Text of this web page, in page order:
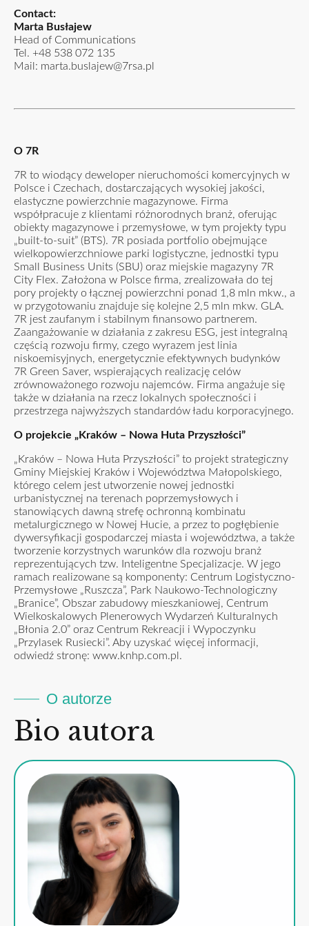
Contact:
Marta Busłajew
Head of Communications
Tel. +48 538 072 135
Mail: marta.buslajew@7rsa.pl
O 7R
7R to wiodący deweloper nieruchomości komercyjnych w
Polsce i Czechach, dostarczających wysokiej jakości,
elastyczne powierzchnie magazynowe. Firma
współpracuje z klientami różnorodnych branż, oferując
obiekty magazynowe i przemysłowe, w tym projekty typu
„built-to-suit” (BTS). 7R posiada portfolio obejmujące
wielkopowierzchniowe parki logistyczne, jednostki typu
Small Business Units (SBU) oraz miejskie magazyny 7R
City Flex. Założona w Polsce firma, zrealizowała do tej
pory projekty o łącznej powierzchni ponad 1,8 mln mkw., a
w przygotowaniu znajduje się kolejne 2,5 mln mkw. GLA.
7R jest zaufanym i stabilnym finansowo partnerem.
Zaangażowanie w działania z zakresu ESG, jest integralną
częścią rozwoju firmy, czego wyrazem jest linia
niskoemisyjnych, energetycznie efektywnych budynków
7R Green Saver, wspierających realizację celów
zrównoważonego rozwoju najemców. Firma angażuje się
także w działania na rzecz lokalnych społeczności i
przestrzega najwyższych standardów ładu korporacyjnego.
O projekcie „Kraków – Nowa Huta Przyszłości”
„Kraków – Nowa Huta Przyszłości” to projekt strategiczny
Gminy Miejskiej Kraków i Województwa Małopolskiego,
którego celem jest utworzenie nowej jednostki
urbanistycznej na terenach poprzemysłowych i
stanowiących dawną strefę ochronną kombinatu
metalurgicznego w Nowej Hucie, a przez to pogłębienie
dywersyfikacji gospodarczej miasta i województwa, a także
tworzenie korzystnych warunków dla rozwoju branż
reprezentujących tzw. Inteligentne Specjalizacje. W jego
ramach realizowane są komponenty: Centrum Logistyczno-
Przemysłowe „Ruszcza”, Park Naukowo-Technologiczny
„Branice”, Obszar zabudowy mieszkaniowej, Centrum
Wielkoskalowych Plenerowych Wydarzeń Kulturalnych
„Błonia 2.0” oraz Centrum Rekreacji i Wypoczynku
„Przylasek Rusiecki”. Aby uzyskać więcej informacji,
odwiedź stronę: www.knhp.com.pl .
O autorze
Bio autora